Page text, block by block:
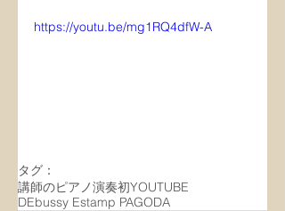
https://youtu.be/mg1RQ4dfW-A
タグ：
講師のピアノ演奏初YOUTUBE
DEbussy Estamp PAGODA